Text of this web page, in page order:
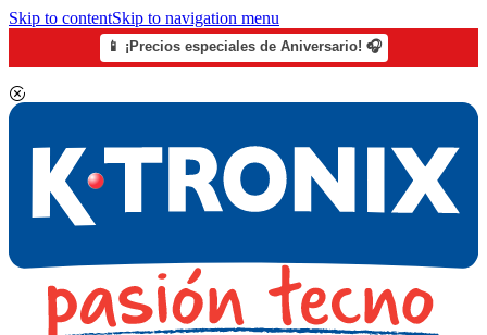
Skip to contentSkip to navigation menu
📱 ¡Precios especiales de Aniversario! 🎧